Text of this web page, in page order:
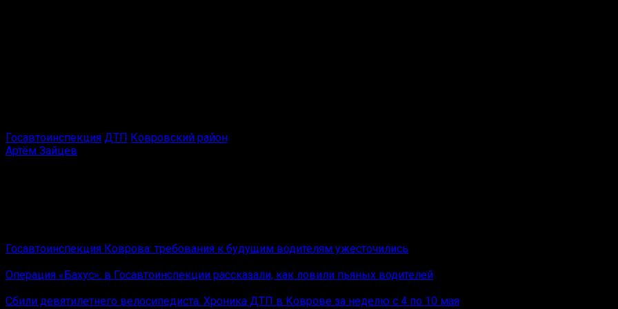
Госавтоинспекция ДТП Ковровский район
Артём Зайцев
Госавтоинспекция Коврова: требования к будущим водителям ужесточились
Операция «Бахус»: в Госавтоинспекции рассказали, как ловили пьяных водителей
Сбили девятилетнего велосипедиста. Хроника ДТП в Коврове за неделю с 4 по 10 мая